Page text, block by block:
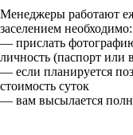
Менеджеры работают
заселением необходимо:
— прислать
личность (паспорт или
— если планируется
стоимость суток
— вам высылается